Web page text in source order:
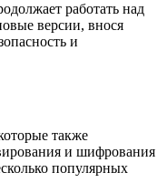
работать над
версии, внося
и
также
и шифрования
популярных